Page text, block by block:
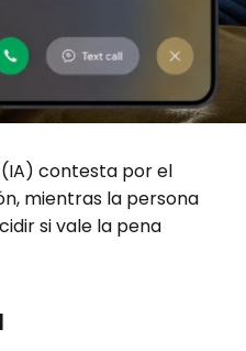
contesta por el
mientras la persona
si vale la pena